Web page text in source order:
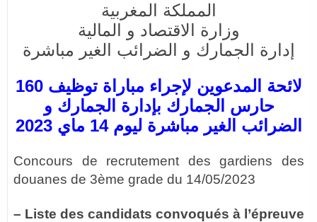
المملكة المغربية
وزارة الاقتصاد و المالية
إدارة الجمارك و الضرائب الغير مباشرة
لائحة المدعوين لإجراء مباراة توظيف 160
حارس الجمارك بإدارة الجمارك و
الضرائب الغير مباشرة ليوم 14 ماي 2023
Concours de recrutement des gardiens des
douanes de 3ème grade du 14/05/2023
– Liste des candidats convoqués à l’épreuve